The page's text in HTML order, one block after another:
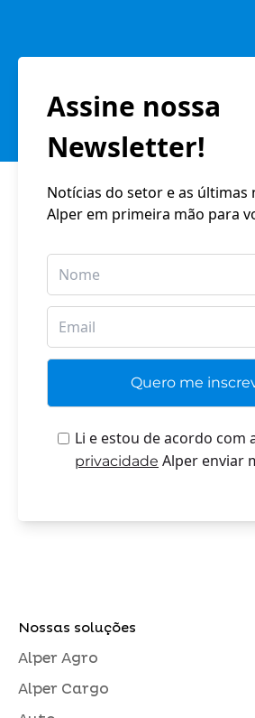
Assine nossa
Newsletter!
Notícias do setor e as últimas
Alper em primeira mão para
Li e estou de acordo com
privacidade Alper enviar
Nossas soluções
Alper Agro
Alper Cargo